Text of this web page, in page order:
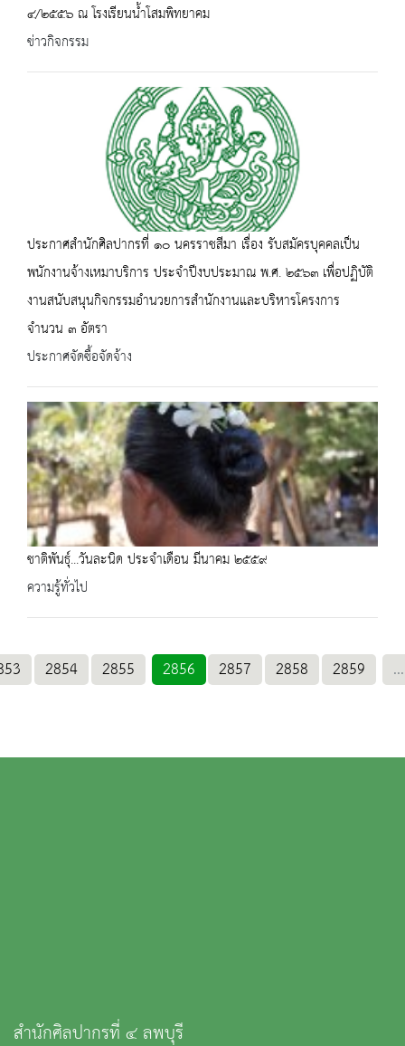
๔/๒๕๕๖ ณ โรงเรียนน้ำโสมพิทยาคม
ข่าวกิจกรรม
ประกาศสำนักศิลปากรที่ ๑๐ นครราชสีมา เรื่อง รับสมัครบุคคลเป็น
พนักงานจ้างเหมาบริการ ประจำปีงบประมาณ พ.ศ. ๒๕๖๓ เพื่อปฏิบัติ
งานสนับสนุนกิจกรรมอำนวยการสำนักงานและบริหารโครงการ
จำนวน ๓ อัตรา
ประกาศจัดซื้อจัดจ้าง
ชาติพันธุ์...วันละนิด ประจำเดือน มีนาคม ๒๕๕๙
ความรู้ทั่วไป
2854 2855 2856 2857 2858 2859 ...
สำนักศิลปากรที่ ๔ ลพบุรี